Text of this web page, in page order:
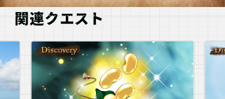
関連クエスト